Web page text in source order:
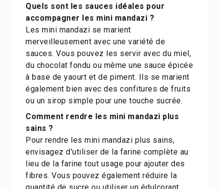
Quels sont les sauces idéales pour
accompagner les mini mandazi ?
Les mini mandazi se marient
merveilleusement avec une variété de
sauces. Vous pouvez les servir avec du miel,
du chocolat fondu ou même une sauce épicée
à base de yaourt et de piment. Ils se marient
également bien avec des confitures de fruits
ou un sirop simple pour une touche sucrée.
Comment rendre les mini mandazi plus
sains ?
Pour rendre les mini mandazi plus sains,
envisagez d'utiliser de la farine complète au
lieu de la farine tout usage pour ajouter des
fibres. Vous pouvez également réduire la